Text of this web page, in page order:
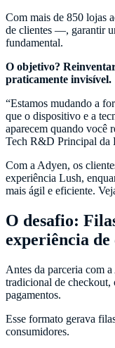
Com mais de 850 lojas
de clientes —, garantir
fundamental.
O objetivo?
praticamente invisível.
“Estamos mudando a
que o dispositivo e a
aparecem quando você
Tech R&D Principal da
Com a Adyen, os
experiência Lush,
mais ágil e eficiente.
O desafio:
experiência de
Antes da parceria com
tradicional de checkout,
pagamentos.
Esse formato gerava
consumidores.